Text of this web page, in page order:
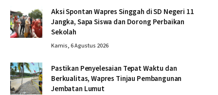
Aksi Spontan Wapres Singgah di SD Negeri 11
Jangka, Sapa Siswa dan Dorong Perbaikan
Sekolah
Kamis, 6 Agustus 2026
Pastikan Penyelesaian Tepat Waktu dan
Berkualitas, Wapres Tinjau Pembangunan
Jembatan Lumut